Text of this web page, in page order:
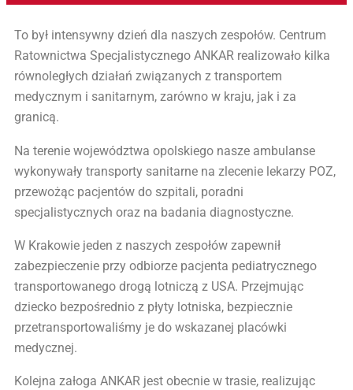
To był intensywny dzień dla naszych zespołów. Centrum
Ratownictwa Specjalistycznego ANKAR realizowało kilka
równoległych działań związanych z transportem
medycznym i sanitarnym, zarówno w kraju, jak i za
granicą.
Na terenie województwa opolskiego nasze ambulanse
wykonywały transporty sanitarne na zlecenie lekarzy POZ,
przewożąc pacjentów do szpitali, poradni
specjalistycznych oraz na badania diagnostyczne.
W Krakowie jeden z naszych zespołów zapewnił
zabezpieczenie przy odbiorze pacjenta pediatrycznego
transportowanego drogą lotniczą z USA. Przejmując
dziecko bezpośrednio z płyty lotniska, bezpiecznie
przetransportowaliśmy je do wskazanej placówki
medycznej.
Kolejna załoga ANKAR jest obecnie w trasie, realizując